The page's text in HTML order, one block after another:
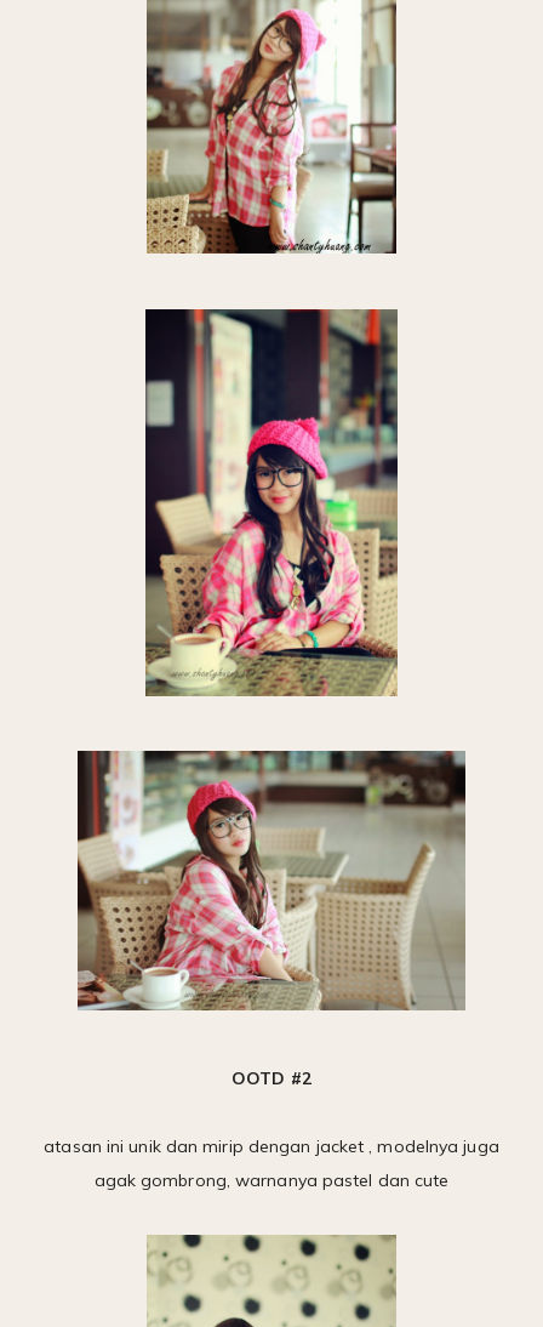
OOTD #2
atasan ini unik dan mirip dengan jacket , modelnya juga
agak gombrong, warnanya pastel dan cute